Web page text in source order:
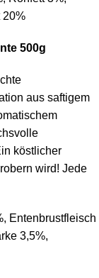
20%
500g
aus saftigem
köstlicher
wird! Jede
Entenbrustfleisch
3,5%,